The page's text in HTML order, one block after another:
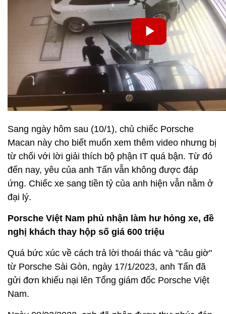
Sang ngày hôm sau (10/1), chủ chiếc Porsche
Macan này cho biết muốn xem thêm video nhưng bị
từ chối với lời giải thích bộ phận IT quá bận. Từ đó
đến nay, yêu của anh Tấn vẫn không được đáp
ứng. Chiếc xe sang tiền tỷ của anh hiện vẫn nằm ở
đại lý.
Porsche Việt Nam phủ nhận làm hư hỏng xe, đề
nghị khách thay hộp số giá 600 triệu
Quá bức xúc về cách trả lời thoái thác và "câu giờ"
từ Porsche Sài Gòn, ngày 17/1/2023, anh Tấn đã
gửi đơn khiếu nại lên Tổng giám đốc Porsche Việt
Nam.